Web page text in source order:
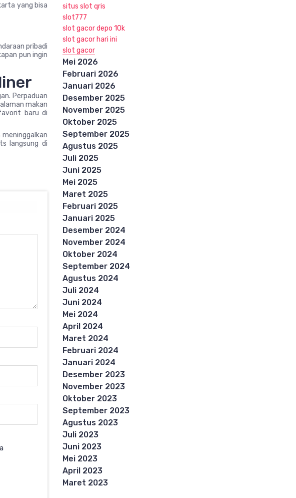
yang bisa
pribadi
pun ingin
Perpaduan
makan
baru di
langsung di
situs slot qris
slot777
slot gacor depo 10k
slot gacor hari ini
slot gacor
Mei 2026
Februari 2026
Januari 2026
Desember 2025
November 2025
Oktober 2025
September 2025
Agustus 2025
Juli 2025
Juni 2025
Mei 2025
Maret 2025
Februari 2025
Januari 2025
Desember 2024
November 2024
Oktober 2024
September 2024
Agustus 2024
Juli 2024
Juni 2024
Mei 2024
April 2024
Maret 2024
Februari 2024
Januari 2024
Desember 2023
November 2023
Oktober 2023
September 2023
Agustus 2023
Juli 2023
Juni 2023
Mei 2023
April 2023
Maret 2023